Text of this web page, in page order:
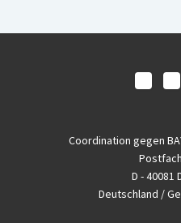
Coordination gegen
D - 40081
Deutschland /